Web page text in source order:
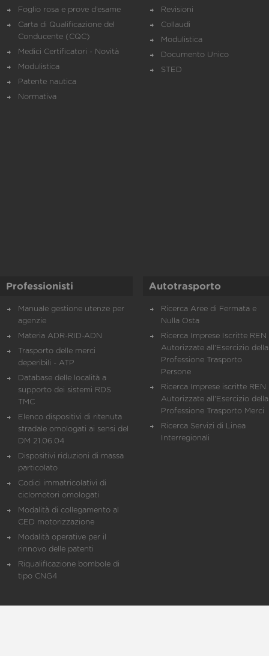
Foglio rosa e prove d’esame
Carta di Qualificazione del
Conducente (CQC)
Medici Certificatori - Novità
Modulistica
Patente nautica
Normativa
Revisioni
Collaudi
Modulistica
Documento Unico
STED
Professionisti
Manuale gestione utenze per
agenzie
Materia ADR-RID-ADN
Trasporto delle merci
deperibili - ATP
Database delle località a
supporto dei sistemi RDS
TMC
Elenco dispositivi di ritenuta
stradale omologati ai sensi del
DM 21.06.04
Dispositivi riduzioni di massa
particolato
Codici immatricolativi di
ciclomotori omologati
Modalità di collegamento al
CED motorizzazione
Modalità operative per il
rinnovo delle patenti
Riqualificazione bombole di
tipo CNG4
Autotrasporto
Ricerca Aree di Fermata e
Nulla Osta
Ricerca Imprese Iscritte REN
Autorizzate all'Esercizio della
Professione Trasporto
Persone
Ricerca Imprese iscritte REN
Autorizzate all'Esercizio della
Professione Trasporto Merci
Ricerca Servizi di Linea
Interregionali